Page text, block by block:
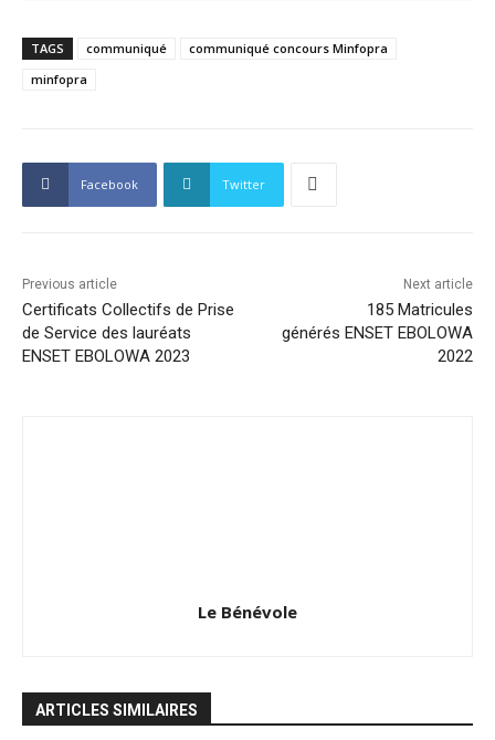
TAGS communiqué
communiqué concours Minfopra
minfopra
Facebook Twitter
Previous article
Certificats Collectifs de Prise
de Service des lauréats
ENSET EBOLOWA 2023
Next article
185 Matricules
générés ENSET EBOLOWA
2022
Le Bénévole
ARTICLES SIMILAIRES